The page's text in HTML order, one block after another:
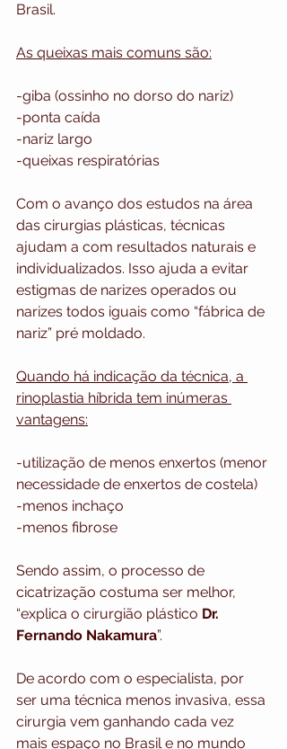
Brasil.
As queixas mais comuns são:
-giba (ossinho no dorso do nariz)
-ponta caída
-nariz largo
-queixas respiratórias
Com o avanço dos estudos na área
das cirurgias plásticas, técnicas
ajudam a com resultados naturais e
individualizados. Isso ajuda a evitar
estigmas de narizes operados ou
narizes todos iguais como “fábrica de
nariz” pré moldado.
Quando há indicação da técnica, a
rinoplastia híbrida tem inúmeras
vantagens:
-utilização de menos enxertos (menor
necessidade de enxertos de costela)
-menos inchaço
-menos fibrose
Sendo assim, o processo de
cicatrização costuma ser melhor,
“explica o cirurgião plástico Dr.
Fernando Nakamura”.
De acordo com o especialista, por
ser uma técnica menos invasiva, essa
cirurgia vem ganhando cada vez
mais espaço no Brasil e no mundo